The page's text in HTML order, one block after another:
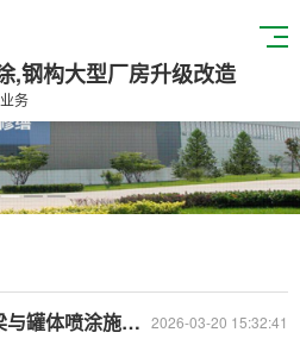
,钢构大型厂房升级改造
务
2026-03-20 15:32:41
体喷涂施工队